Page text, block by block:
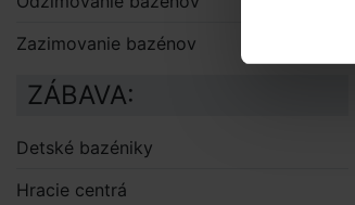
Zazimovanie bazénov
ZÁBAVA:
Detské bazéniky
Hracie centrá